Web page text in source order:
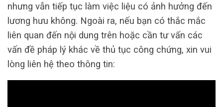
nhưng vẫn tiếp tục làm việc liệu có ảnh hưởng đến
lương hưu không. Ngoài ra, nếu bạn có thắc mắc
liên quan đến nội dung trên hoặc cần tư vấn các
vấn đề pháp lý khác về thủ tục công chứng, xin vui
lòng liên hệ theo thông tin: